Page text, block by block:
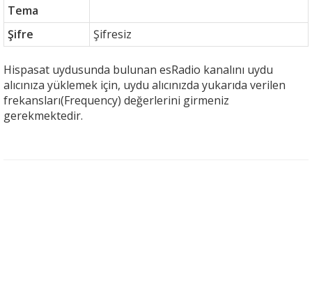
Tema
Şifre
Şifresiz
Hispasat uydusunda bulunan esRadio kanalını uydu
alıcınıza yüklemek için, uydu alıcınızda yukarıda verilen
frekansları(Frequency) değerlerini girmeniz
gerekmektedir.